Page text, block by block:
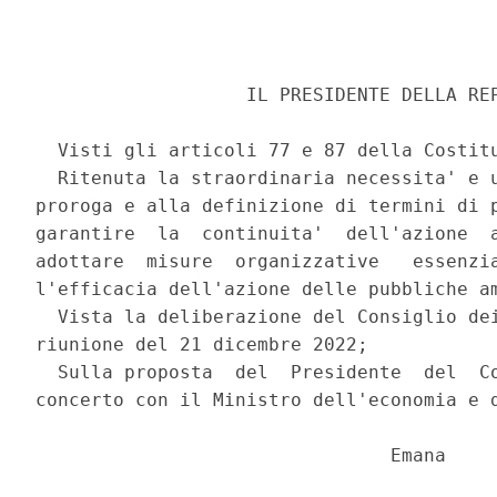
IL PRESIDENTE DELLA
Visti gli articoli 77 e 87 della
Ritenuta la straordinaria necessita' e
proroga e alla definizione di termini di
garantire  la  continuita'  dell'azione
adottare  misure  organizzative
l'efficacia dell'azione delle pubbliche
Vista la deliberazione del Consiglio
riunione del 21 dicembre 2022;
Sulla proposta  del  Presidente  del
concerto con il Ministro dell'economia
                                Emana